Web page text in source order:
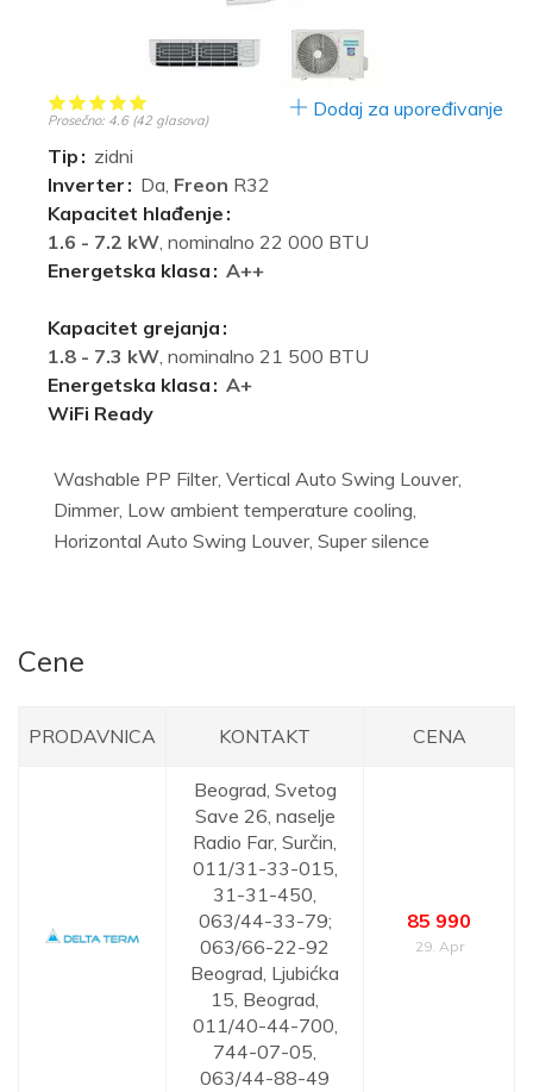
Prosečno: 4.6 (42 glasova)
Tip
zidni
Inverter
Da, Freon R32
Kapacitet hlađenje
1.6 - 7.2 kW, nominalno 22 000 BTU
Energetska klasa
A++
Kapacitet grejanja
1.8 - 7.3 kW, nominalno 21 500 BTU
Energetska klasa
A+
WiFi Ready
Dodaj za upoređivanje
Washable PP Filter, Vertical Auto Swing Louver,
Dimmer, Low ambient temperature cooling,
Horizontal Auto Swing Louver, Super silence
Cene
PRODAVNICA KONTAKT CENA
Beograd, Svetog
Save 26, naselje
Radio Far, Surčin,
011/31-33-015,
31-31-450,
063/44-33-79;
063/66-22-92
Beograd, Ljubićka
15, Beograd,
011/40-44-700,
744-07-05,
063/44-88-49
85 990
29. Apr